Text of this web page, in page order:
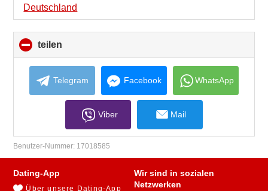
Deutschland
teilen
to
collapse
contents
Telegram Facebook WhatsApp
Viber Mail
Benutzer-Nummer: 17018585
Dating-App
Über unsere Dating-App
Wir sind in sozialen
Netzwerken